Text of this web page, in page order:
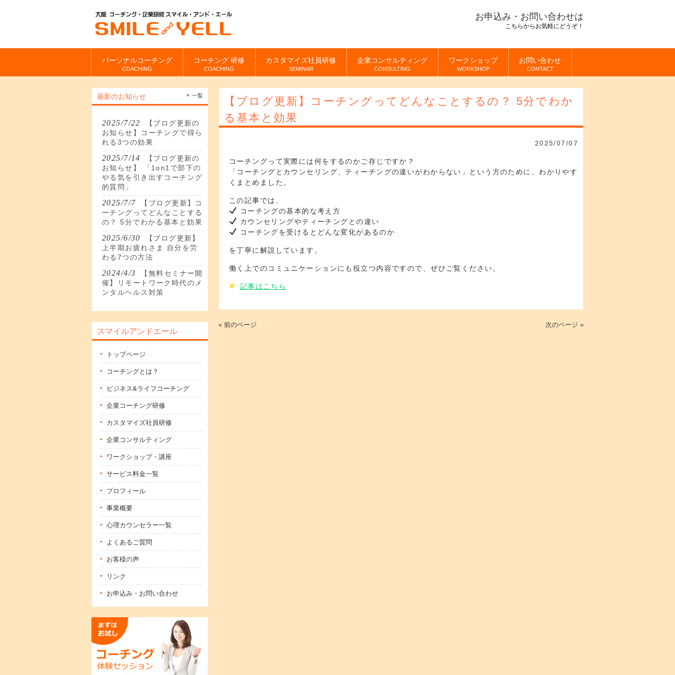
お申込み・お問い合わせは
こちらからお気軽にどうぞ！
パーソナルコーチング
COACHING
コーチング 研修
COACHING
カスタマイズ社員研修
SEMINAR
企業コンサルティング
CONSULTING
ワークショップ
WORKSHOP
お問い合わせ
CONTACT
【ブログ更新】コーチングってどんなことするの？ 5分でわか
る基本と効果
2025/07/07
コーチングって実際には何をするのかご存じですか？
「コーチングとカウンセリング、ティーチングの違いがわからない」という方のために、わかりやす
くまとめました。
この記事では、
コーチングの基本的な考え方
カウンセリングやティーチングとの違い
コーチングを受けるとどんな変化があるのか
を丁寧に解説しています。
働く上でのコミュニケーションにも役立つ内容ですので、ぜひご覧ください。
記事はこちら
« 前のページ 次のページ »
最新のお知らせ 一覧
2025/7/22
【ブログ更新の
お知らせ】コーチングで得ら
れる3つの効果
2025/7/14
【ブログ更新の
お知らせ】 「1on1で部下の
やる気を引き出すコーチング
的質問」
2025/7/7
【ブログ更新】コ
ーチングってどんなことする
の？ 5分でわかる基本と効果
2025/6/30
【ブログ更新】
上半期お疲れさま 自分を労
わる7つの方法
2024/4/3
【無料セミナー開
催】リモートワーク時代のメ
ンタルヘルス対策
スマイルアンドエール
トップページ
コーチングとは？
ビジネス&ライフコーチング
企業コーチング研修
カスタマイズ社員研修
企業コンサルティング
ワークショップ・講座
サービス料金一覧
プロフィール
事業概要
心理カウンセラー一覧
よくあるご質問
お客様の声
リンク
お申込み・お問い合わせ